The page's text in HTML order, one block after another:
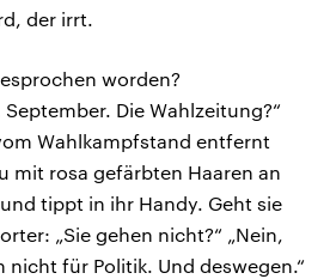
der irrt.
worden?
Die Wahlzeitung?“
Wahlkampfstand entfernt
mit rosa gefärbten Haaren an
tippt in ihr Handy. Geht sie
„Sie gehen nicht?“ „Nein,
nicht für Politik. Und deswegen.“